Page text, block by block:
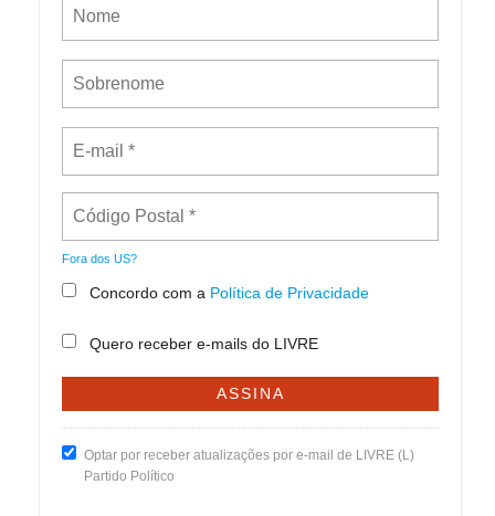
Fora dos US?
Concordo com a Política de Privacidade
Quero receber e-mails do LIVRE
Optar por receber atualizações por e-mail de LIVRE (L)
Partido Político